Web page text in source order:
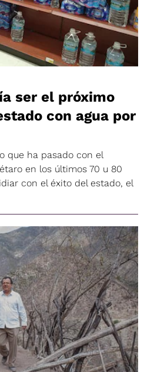
ser el próximo
con agua por
que ha pasado con el
en los últimos 70 u 80
con el éxito del estado, el